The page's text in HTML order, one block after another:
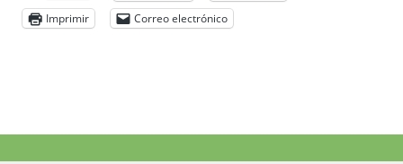
Imprimir
Correo electrónico